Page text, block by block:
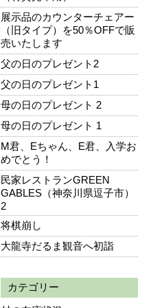
展示品のカウンターチェアー
（旧タイプ）を50％OFFで販
売いたします
父の日のプレゼント2
父の日のプレゼント1
母の日のプレゼント 2
母の日のプレゼント 1
M君、Eちゃん、E君、入学お
めでとう！
民家レストランGREEN
GABLES（神奈川県逗子市）
2
将棋崩し
大龍寺だるま観音へ初詣
カテゴリー